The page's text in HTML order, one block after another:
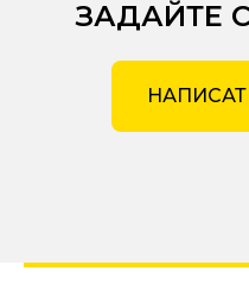
ЗАДАЙТЕ